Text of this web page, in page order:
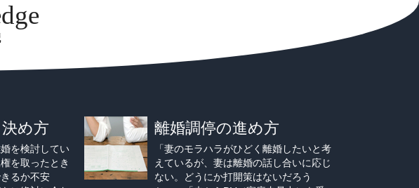
め方
を検討してい
を取ったとき
るか不安
離婚調停の進め方
「妻のモラハラがひどく離婚したいと考
えているが、妻は離婚の話し合いに応じ
ない。どうにか打開策はないだろう